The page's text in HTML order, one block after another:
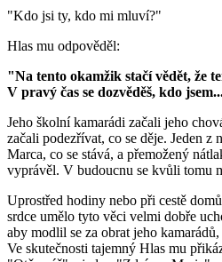
"Kdo jsi ty, kdo mi mluví?"
Hlas mu odpověděl:
"Na tento okamžik stačí vědět, že
V pravý čas se dozvěděš, kdo
Jeho školní kamarádi začali jeho
začali podezřívat, co se děje. Jeden z
Marca, co se stává, a přemožený
vyprávěl. V budoucnu se kvůli tomu
Uprostřed hodiny nebo při cestě
srdce umělo tyto věci velmi dobře
aby modlil se za obrat jeho
Ve skutečnosti tajemný Hlas mu